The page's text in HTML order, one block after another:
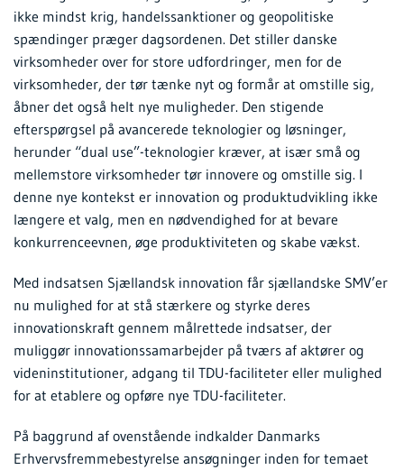
ikke mindst krig, handelssanktioner og geopolitiske
spændinger præger dagsordenen. Det stiller danske
virksomheder over for store udfordringer, men for de
virksomheder, der tør tænke nyt og formår at omstille sig,
åbner det også helt nye muligheder. Den stigende
efterspørgsel på avancerede teknologier og løsninger,
herunder “dual use”-teknologier kræver, at især små og
mellemstore virksomheder tør innovere og omstille sig. I
denne nye kontekst er innovation og produktudvikling ikke
længere et valg, men en nødvendighed for at bevare
konkurrenceevnen, øge produktiviteten og skabe vækst.
Med indsatsen Sjællandsk innovation får sjællandske SMV’er
nu mulighed for at stå stærkere og styrke deres
innovationskraft gennem målrettede indsatser, der
muliggør innovationssamarbejder på tværs af aktører og
videninstitutioner, adgang til TDU-faciliteter eller mulighed
for at etablere og opføre nye TDU-faciliteter.
På baggrund af ovenstående indkalder Danmarks
Erhvervsfremmebestyrelse ansøgninger inden for temaet